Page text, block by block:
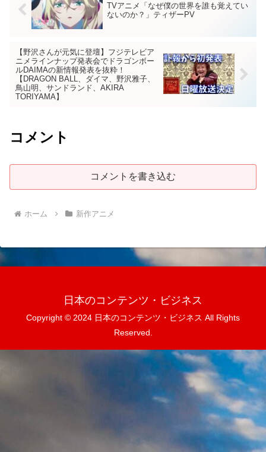
TVアニメ「なぜ僕の世界を誰も覚えてい
ないのか？」ティザーPV
【野沢さんが元気に登壇】フジテレビア
ニメラインナップ発表会でドラゴンボー
ルDAIMAの新情報発表を抜粋！
【DRAGON BALL、ダイマ、野沢雅子、
鳥山明、サンドランド、AKIRA
TORIYAMA】
コメント
コメントを書き込む
ホーム 新作アニメ
日本のコンテンツ・ビジネス
Copyright © 2024 日本のコンテンツ・ビジネス All Rights
Reserved.